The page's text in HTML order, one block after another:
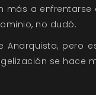
más a
no dudó.
pero
se hace